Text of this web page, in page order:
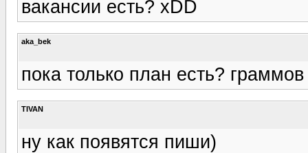
вакансии есть? xDD
aka_bek
пока только план есть?
TIVAN
ну как появятся пиши)